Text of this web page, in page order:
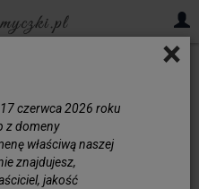
×
czerwca 2026 roku
z domeny
właściwą naszej
znajdujesz,
jakość
do biżuterii –
symboli i